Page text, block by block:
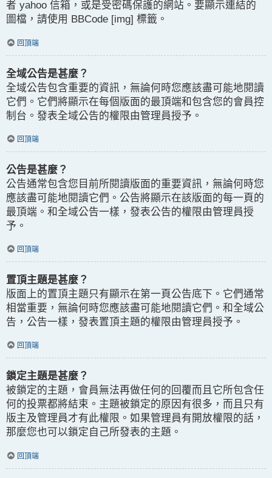
者 yahoo 信箱，或是受密碼保護的網站。要顯示連結的
圖檔，請使用 BBCode [img] 標籤。
回頂端
全域公告是甚麼？
全域公告包含重要的資訊，無論何時您應該盡可能地閱讀
它們。它們將顯示在每個版面的最頂端和包含您的會員控
制台。發表全域公告的權限由管理員授予。
回頂端
公告是甚麼？
公告通常包含您目前所閱讀版面的重要資訊，無論何時您
應該盡可能地閱讀它們。公告將顯示在該版面的每一頁的
最頂端。和全域公告一樣，發表公告的權限由管理員授
予。
回頂端
置頂主題是甚麼？
版面上的置頂主題只有顯示在第一頁公告底下。它們通常
相當重要，無論何時您應該盡可能地閱讀它們。和全域公
告，公告一樣，發表置頂主題的權限由管理員授予。
回頂端
鎖定主題是甚麼？
被鎖定的主題，會員無法再做任何的回覆而且它所包含任
何的投票都將結束。主題被鎖定的原因有很多，而且只有
版主及管理員才有此權限。如果管理員有開放權限的話，
那麼您也可以鎖定自己所發表的主題。
回頂端